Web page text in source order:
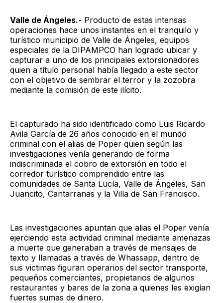
Valle de Ángeles.- Producto de estas intensas
operaciones hace unos instantes en el tranquilo y
turístico municipio de Valle de Ángeles, equipos
especiales de la DIPAMPCO han logrado ubicar y
capturar a uno de los principales extorsionadores
quien a título personal había llegado a este sector
con el objetivo de sembrar el terror y la zozobra
mediante la comisión de este ilícito.
El capturado ha sido identificado como Luis Ricardo
Avila García de 26 años conocido en el mundo
criminal con el alias de Poper quien según las
investigaciones venía generando de forma
indiscriminada el cobro de extorsión en todo el
corredor turístico comprendido entre las
comunidades de Santa Lucía, Valle de Ángeles, San
Juancito, Cantarranas y la Villa de San Francisco.
Las investigaciones apuntan que alias el Poper venía
ejerciendo esta actividad criminal mediante amenazas
a muerte que generaban a través de mensajes de
texto y llamadas a través de Whassapp, dentro de
sus victimas figuran operarios del sector transporte,
pequeños comerciantes, propietarios de algunos
restaurantes y bares de la zona a quienes les exigían
fuertes sumas de dinero.